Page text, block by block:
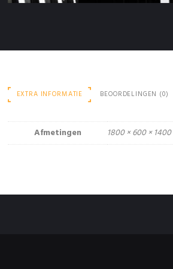
EXTRA INFORMATIE BEOORDELINGEN (0)
Afmetingen 1800 × 600 ×